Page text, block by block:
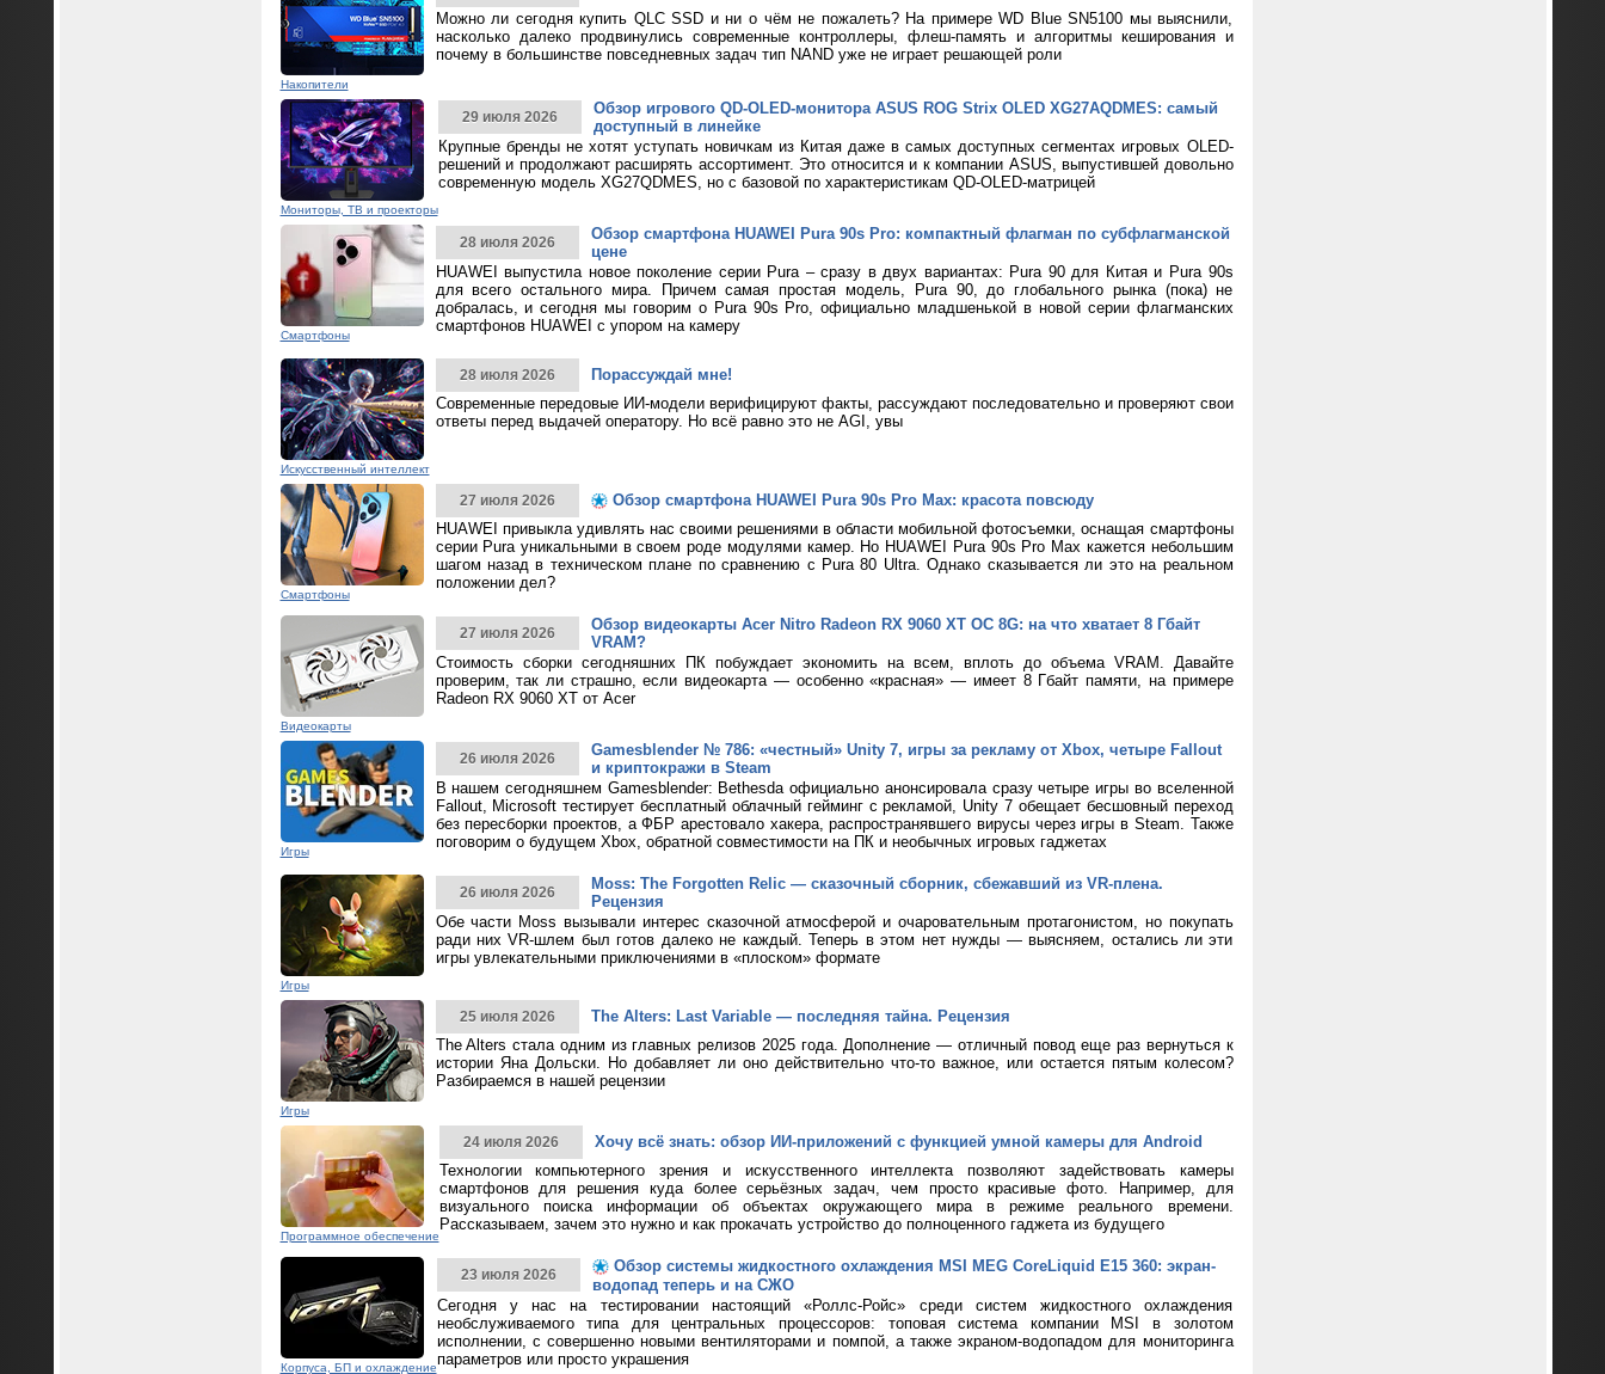
Накопители
Можно ли сегодня купить QLC SSD и ни о чём не пожалеть? На примере WD Blue SN5100 мы выяснили,
насколько далеко продвинулись современные контроллеры, флеш-память и алгоритмы кеширования и
почему в большинстве повседневных задач тип NAND уже не играет решающей роли
Мониторы, ТВ и проекторы
29 июля 2026
Обзор игрового QD-OLED-монитора ASUS ROG Strix OLED XG27AQDMES: самый
доступный в линейке
Крупные бренды не хотят уступать новичкам из Китая даже в самых доступных сегментах игровых OLED-
решений и продолжают расширять ассортимент. Это относится и к компании ASUS, выпустившей довольно
современную модель XG27QDMES, но с базовой по характеристикам QD-OLED-матрицей
Смартфоны
28 июля 2026
Обзор смартфона HUAWEI Pura 90s Pro: компактный флагман по субфлагманской
цене
HUAWEI выпустила новое поколение серии Pura – сразу в двух вариантах: Pura 90 для Китая и Pura 90s
для всего остального мира. Причем самая простая модель, Pura 90, до глобального рынка (пока) не
добралась, и сегодня мы говорим о Pura 90s Pro, официально младшенькой в новой серии флагманских
смартфонов HUAWEI с упором на камеру
Искусственный интеллект
28 июля 2026
Порассуждай мне!
Современные передовые ИИ-модели верифицируют факты, рассуждают последовательно и проверяют свои
ответы перед выдачей оператору. Но всё равно это не AGI, увы
Смартфоны
27 июля 2026
Обзор смартфона HUAWEI Pura 90s Pro Max: красота повсюду
HUAWEI привыкла удивлять нас своими решениями в области мобильной фотосъемки, оснащая смартфоны
серии Pura уникальными в своем роде модулями камер. Но HUAWEI Pura 90s Pro Max кажется небольшим
шагом назад в техническом плане по сравнению с Pura 80 Ultra. Однако сказывается ли это на реальном
положении дел?
Видеокарты
27 июля 2026
Обзор видеокарты Acer Nitro Radeon RX 9060 XT OC 8G: на что хватает 8 Гбайт
VRAM?
Стоимость сборки сегодняшних ПК побуждает экономить на всем, вплоть до объема VRAM. Давайте
проверим, так ли страшно, если видеокарта — особенно «красная» — имеет 8 Гбайт памяти, на примере
Radeon RX 9060 XT от Acer
Игры
26 июля 2026
Gamesblender № 786: «честный» Unity 7, игры за рекламу от Xbox, четыре Fallout
и криптокражи в Steam
В нашем сегодняшнем Gamesblender: Bethesda официально анонсировала сразу четыре игры во вселенной
Fallout, Microsoft тестирует бесплатный облачный гейминг с рекламой, Unity 7 обещает бесшовный переход
без пересборки проектов, а ФБР арестовало хакера, распространявшего вирусы через игры в Steam. Также
поговорим о будущем Xbox, обратной совместимости на ПК и необычных игровых гаджетах
Игры
26 июля 2026
Moss: The Forgotten Relic — сказочный сборник, сбежавший из VR-плена.
Рецензия
Обе части Moss вызывали интерес сказочной атмосферой и очаровательным протагонистом, но покупать
ради них VR-шлем был готов далеко не каждый. Теперь в этом нет нужды — выясняем, остались ли эти
игры увлекательными приключениями в «плоском» формате
Игры
25 июля 2026
The Alters: Last Variable — последняя тайна. Рецензия
The Alters стала одним из главных релизов 2025 года. Дополнение — отличный повод еще раз вернуться к
истории Яна Дольски. Но добавляет ли оно действительно что-то важное, или остается пятым колесом?
Разбираемся в нашей рецензии
Программное обеспечение
24 июля 2026
Хочу всё знать: обзор ИИ-приложений с функцией умной камеры для Android
Технологии компьютерного зрения и искусственного интеллекта позволяют задействовать камеры
смартфонов для решения куда более серьёзных задач, чем просто красивые фото. Например, для
визуального поиска информации об объектах окружающего мира в режиме реального времени.
Рассказываем, зачем это нужно и как прокачать устройство до полноценного гаджета из будущего
Корпуса, БП и охлаждение
23 июля 2026
Обзор системы жидкостного охлаждения MSI MEG CoreLiquid E15 360: экран-
водопад теперь и на СЖО
Сегодня у нас на тестировании настоящий «Роллс-Ройс» среди систем жидкостного охлаждения
необслуживаемого типа для центральных процессоров: топовая система компании MSI в золотом
исполнении, с совершенно новыми вентиляторами и помпой, а также экраном-водопадом для мониторинга
параметров или просто украшения